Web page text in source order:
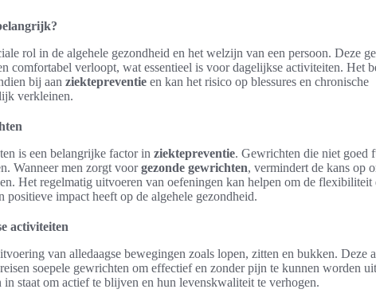
rol in de algehele gezondheid en het welzijn van een persoon. Deze
comfortabel verloopt, wat essentieel is voor dagelijkse activiteiten. Het
bij aan ziektepreventie en kan het risico op blessures en chronische
verkleinen.
is een belangrijke factor in ziektepreventie. Gewrichten die niet goed
Wanneer men zorgt voorgezonde gewrichten, vermindert de kans op
Het regelmatig uitvoeren van oefeningen kan helpen om de flexibiliteit
positieve impact heeft op de algehele gezondheid.
activiteiten
van alledaagse bewegingen zoals lopen, zitten en bukken. Deze
soepele gewrichten om effectief en zonder pijn te kunnen worden
staat om actief te blijven en hun levenskwaliteit te verhogen.